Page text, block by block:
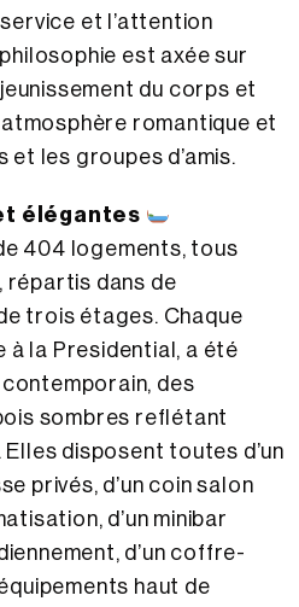
et l’attention
est axée sur
du corps et
romantique et
les groupes d’amis.
élégantes
404 logements, tous
répartis dans de
trois étages. Chaque
à la Presidential, a été
des
sombres reflétant
Elles disposent toutes d’un
privés, d’un coin salon
d’un minibar
d’un coffre-
haut de